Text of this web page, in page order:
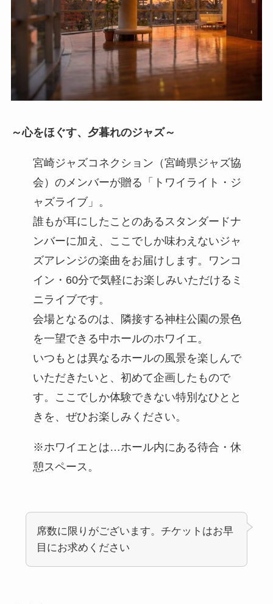
～心をほぐす、夕暮れのジャズ～
宮崎ジャズコネクション（宮崎県ジャズ協
会）のメンバーが贈る「トワイライト・ジ
ャズライブ」。
誰もが耳にしたことのあるスタンダードナ
ンバーに加え、ここでしか味わえないジャ
ズアレンジの楽曲をお届けします。ワンコ
イン・60分で気軽にお楽しみいただけるミ
ニライブです。
会場となるのは、隣接する神柱公園の景色
を一望できる中ホールのホワイエ。
いつもとは異なるホールの風景を楽しんで
いただきたいと、初めて企画したもので
す。ここでしか体験できない特別なひとと
きを、ぜひお楽しみください。
※ホワイエとは…ホール内にある待合・休
憩スペース。
席数に限りがございます。チケットはお早
目にお求めください